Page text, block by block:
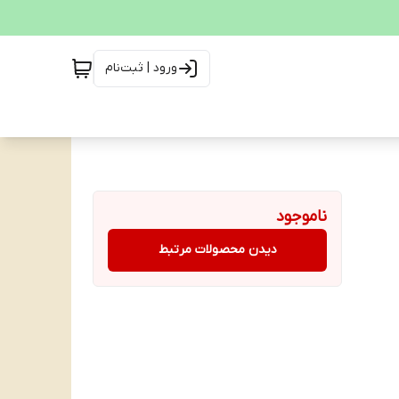
ورود | ثبت‌نام
ناموجود
دیدن محصولات مرتبط